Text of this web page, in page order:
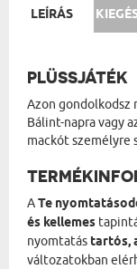
LEÍRÁS
PLÜSSJÁTÉK
Azon gondolkodsz
Bálint-napra vagy
mackót személyre
ATe
és kellemes
nyomtatás tartós,
változatokban